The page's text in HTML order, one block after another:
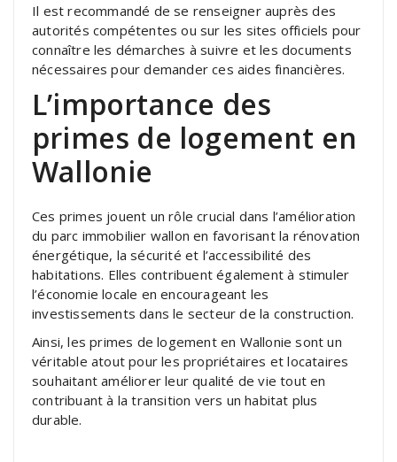
Il est recommandé de se renseigner auprès des
autorités compétentes ou sur les sites officiels pour
connaître les démarches à suivre et les documents
nécessaires pour demander ces aides financières.
L’importance des
primes de logement en
Wallonie
Ces primes jouent un rôle crucial dans l’amélioration
du parc immobilier wallon en favorisant la rénovation
énergétique, la sécurité et l’accessibilité des
habitations. Elles contribuent également à stimuler
l’économie locale en encourageant les
investissements dans le secteur de la construction.
Ainsi, les primes de logement en Wallonie sont un
véritable atout pour les propriétaires et locataires
souhaitant améliorer leur qualité de vie tout en
contribuant à la transition vers un habitat plus
durable.